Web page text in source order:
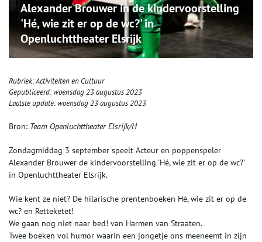
Alexander Brouwer in de kindervoorstelling
'Hé, wie zit er op de wc?' in
Openluchttheater Elsrijk
Rubriek:Activiteiten en Cultuur
Gepubliceerd:woensdag 23 augustus 2023
Laatste update:woensdag 23 augustus 2023
Bron: Team Openluchttheater Elsrijk/H
Zondagmiddag 3 september speelt Acteur en poppenspeler
Alexander Brouwer de kindervoorstelling 'Hé, wie zit er op de wc?'
in Openluchttheater Elsrijk.
Wie kent ze niet? De hilarische prentenboeken Hé, wie zit er op de
wc? en Retteketet!
We gaan nog niet naar bed! van Harmen van Straaten.
Twee boeken vol humor waarin een jongetje ons meeneemt in zijn